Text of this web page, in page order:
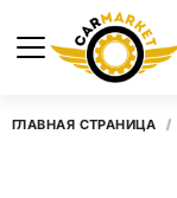
ГЛАВНАЯ СТРАНИЦА